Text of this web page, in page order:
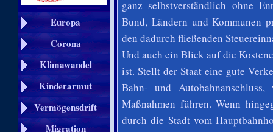
Europa
Corona
Klimawandel
Kinderarmut
Vermögensdrift
Migration
ganz selbstverständlich ohne
Bund, Ländern und Kommunen
den dadurch fließenden
Und auch ein Blick auf die
ist. Stellt der Staat eine gute
Bahn- und
Maßnahmen führen. Wenn
durch die Stadt vom